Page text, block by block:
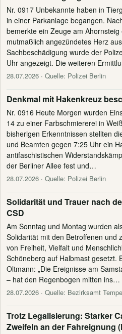
Nr. 0917 Unbekannte haben in
in einer Parkanlage begangen.
bemerkte ein Zeuge am
mutmaßlich angezündetes Herz
Sachbeschädigung wurde der
Uhr angezeigt. Die weiteren
28.07.2026 · Quelle: Polizei Berlin
Denkmal mit Hakenkreuz
Nr. 0916 Heute Morgen wurden
14 zu einer Farbschmiererei in
bisherigen Erkenntnissen stellten
und Beamten gegen 7:25 Uhr ein
antifaschistischen
der Berliner Allee fest und…
28.07.2026 · Quelle: Polizei Berlin
Solidarität und Trauer nach
CSD
Am Sonntag und Montag wurden
Solidarität mit den Betroffenen und
von Freiheit, Vielfalt und
Schöneberg auf Halbmast gesetzt.
Oltmann: „Die Ereignisse am
– hat den Regenbogen mitten ins…
28.07.2026 · Quelle: Bezirksamt
Trotz Legalisierung: Starker
Zweifeln an der Fahreignung